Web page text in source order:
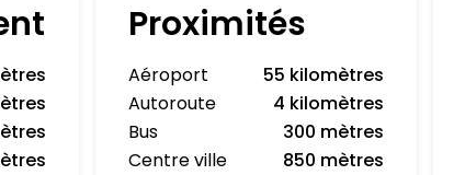
Proximités
Aéroport
55 kilomètres
Autoroute
4 kilomètres
Bus
300 mètres
Centre ville
850 mètres